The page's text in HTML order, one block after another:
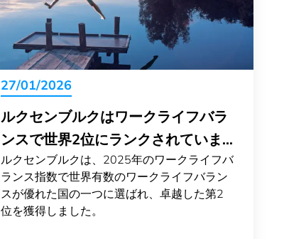
27/01/2026
ルクセンブルクはワークライフバラ
ンスで世界2位にランクされていま
す
ルクセンブルクは、2025年のワークライフバ
ランス指数で世界有数のワークライフバラン
スが優れた国の一つに選ばれ、卓越した第2
位を獲得しました。